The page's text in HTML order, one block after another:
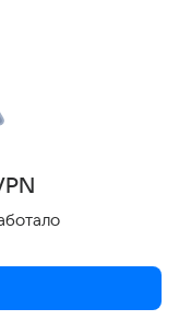
и
политиков,
Поделиться
PN